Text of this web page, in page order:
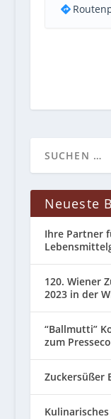
Neueste
Ihre Partner
120. Wiener
2023 in der
“Ballmutti”
zum
Zuckersüßer